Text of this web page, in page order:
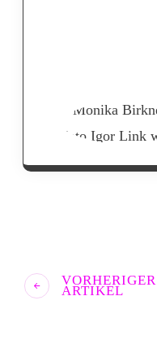
VORHERIGER
ARTIKEL